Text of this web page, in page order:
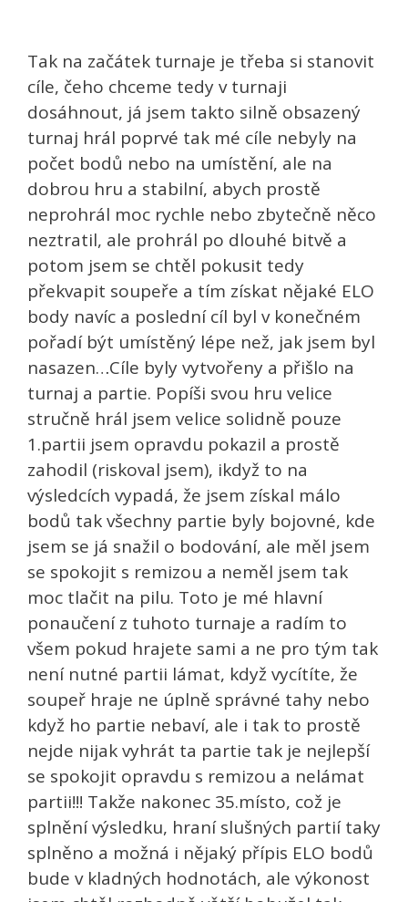
Tak na začátek turnaje je třeba si stanovit
cíle, čeho chceme tedy v turnaji
dosáhnout, já jsem takto silně obsazený
turnaj hrál poprvé tak mé cíle nebyly na
počet bodů nebo na umístění, ale na
dobrou hru a stabilní, abych prostě
neprohrál moc rychle nebo zbytečně něco
neztratil, ale prohrál po dlouhé bitvě a
potom jsem se chtěl pokusit tedy
překvapit soupeře a tím získat nějaké ELO
body navíc a poslední cíl byl v konečném
pořadí být umístěný lépe než, jak jsem byl
nasazen…Cíle byly vytvořeny a přišlo na
turnaj a partie. Popíši svou hru velice
stručně hrál jsem velice solidně pouze
1.partii jsem opravdu pokazil a prostě
zahodil (riskoval jsem), ikdyž to na
výsledcích vypadá, že jsem získal málo
bodů tak všechny partie byly bojovné, kde
jsem se já snažil o bodování, ale měl jsem
se spokojit s remizou a neměl jsem tak
moc tlačit na pilu. Toto je mé hlavní
ponaučení z tuhoto turnaje a radím to
všem pokud hrajete sami a ne pro tým tak
není nutné partii lámat, když vycítíte, že
soupeř hraje ne úplně správné tahy nebo
když ho partie nebaví, ale i tak to prostě
nejde nijak vyhrát ta partie tak je nejlepší
se spokojit opravdu s remizou a nelámat
partii!!! Takže nakonec 35.místo, což je
splnění výsledku, hraní slušných partií taky
splněno a možná i nějaký přípis ELO bodů
bude v kladných hodnotách, ale výkonost